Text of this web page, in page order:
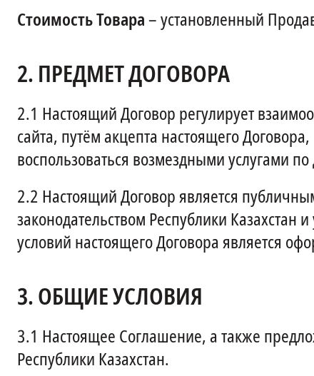
Стоимость Товара– установленный
2.ПРЕДМЕТ ДОГОВОРА
2.1 Настоящий Договор регулирует
сайта, путём акцепта настоящего
воспользоваться возмездными услугами
2.2 Настоящий Договор является
законодательством Республики
условий настоящего Договора является
3.ОБЩИЕ УСЛОВИЯ
3.1 Настоящее Соглашение, а также
Республики Казахстан.